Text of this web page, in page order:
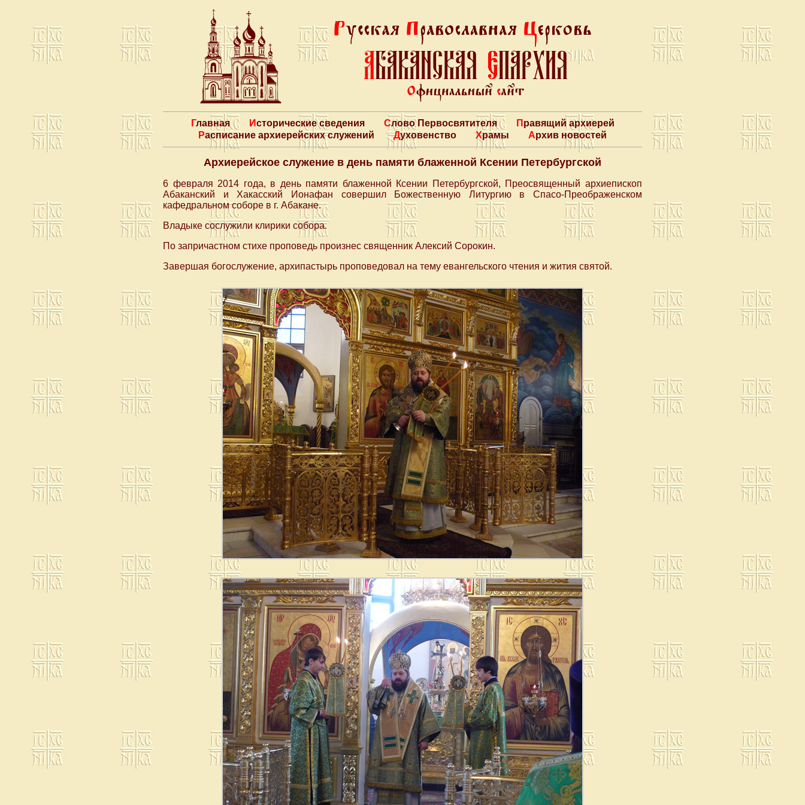
Главная Исторические сведения Слово Первосвятителя
Правящий архиерей
Расписание архиерейских служений
Духовенство Храмы Архив новостей
Архиерейское служение в день памяти блаженной Ксении Петербургской
6 февраля 2014 года, в день памяти блаженной Ксении Петербургской, Преосвященный архиепископ
Абаканский и Хакасский Ионафан совершил Божественную Литургию в Спасо-Преображенском
кафедральном соборе в г. Абакане.
Владыке сослужили клирики собора.
По запричастном стихе проповедь произнес священник Алексий Сорокин.
Завершая богослужение, архипастырь проповедовал на тему евангельского чтения и жития святой.